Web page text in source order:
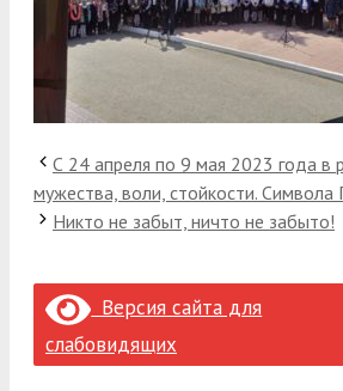
С 24 апреля по 9 мая 2023 года в
мужества, воли, стойкости.
Никто не забыт, ничто не забыто!
Версия сайта для
слабовидящих